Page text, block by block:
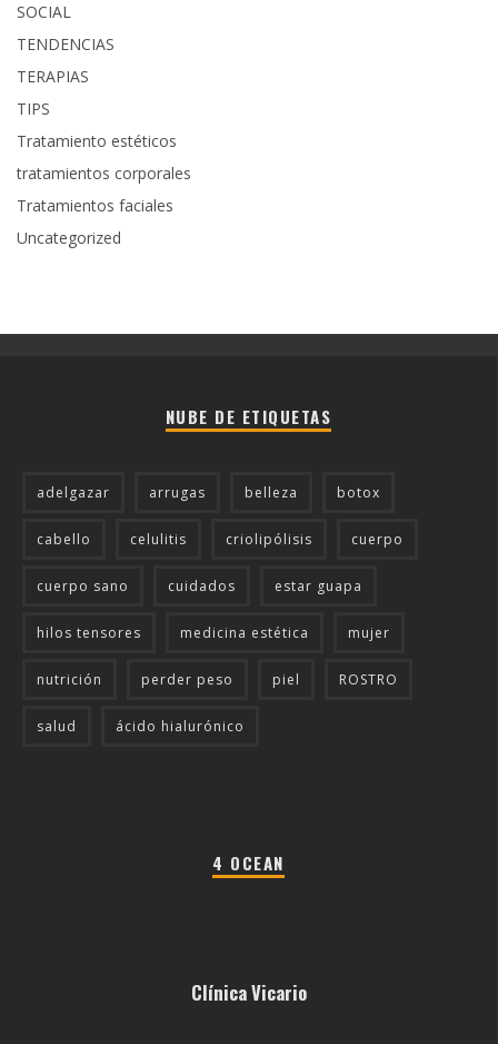
SOCIAL
TENDENCIAS
TERAPIAS
TIPS
Tratamiento estéticos
tratamientos corporales
Tratamientos faciales
Uncategorized
NUBE DE ETIQUETAS
adelgazar arrugas belleza botox
cabello celulitis criolipólisis cuerpo
cuerpo sano cuidados estar guapa
hilos tensores medicina estética mujer
nutrición perder peso piel ROSTRO
salud ácido hialurónico
4 OCEAN
Clínica Vicario